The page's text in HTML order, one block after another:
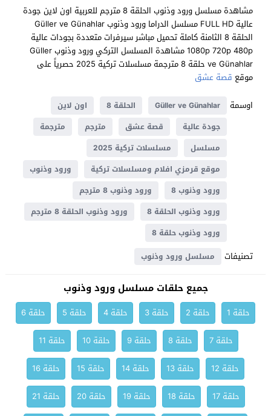
مشاهدة مسلسل ورود وذنوب الحلقة 8 مترجم للعربية اون لاين جودة
عالية FULL HD مسلسل الدراما ورود وذنوب Güller ve Günahlar
الحلقة 8 الثامنة كاملة تحميل مباشر سيرفرات متعددة بجودات عالية
1080p 720p 480p مشاهدة المسلسل التركي ورود وذنوب Güller
ve Günahlar حلقة 8 مترجمة مسلسلات تركية 2025 حصرياً على
موقع قصة عشق
اوسمة
Güller ve Günahlar الحلقة 8
اون لاين
جودة عالية
قصة عشق مترجم
مترجمة
مسلسل
مسلسلات تركية 2025
موقع قرمزي افلام ومسلسلات تركية
ورود وذنوب
ورود وذنوب 8
ورود وذنوب 8 مترجم
ورود وذنوب الحلقة 8
ورود وذنوب الحلقة 8 مترجم
ورود وذنوب حلقة 8
تصنيفات مسلسل ورود وذنوب
جميع حلقات مسلسل ورود وذنوب
حلقة 1 حلقة 2 حلقة 3 حلقة 4 حلقة 5
حلقة 6
حلقة 7
حلقة 8 حلقة 9 حلقة 10
حلقة 11
حلقة 12
حلقة 13 حلقة 14 حلقة 15
حلقة 16
حلقة 17
حلقة 18 حلقة 19 حلقة 20
حلقة 21